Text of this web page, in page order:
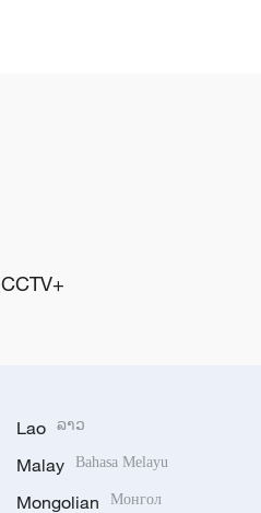
CCTV+
Lao ລາວ
Malay Bahasa Melayu
Mongolian Монгол